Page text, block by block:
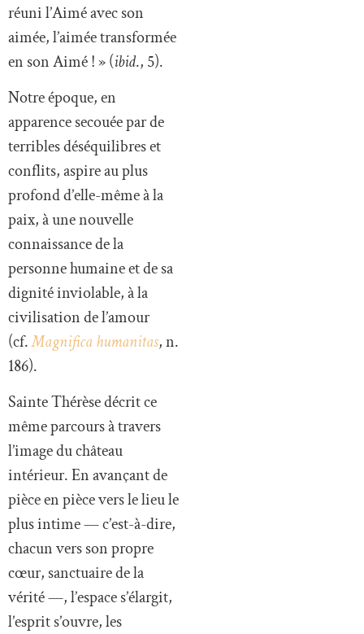
réuni l’Aimé avec son
aimée, l’aimée transformée
en son Aimé ! » (ibid., 5).
Notre époque, en
apparence secouée par de
terribles déséquilibres et
conflits, aspire au plus
profond d’elle-même à la
paix, à une nouvelle
connaissance de la
personne humaine et de sa
dignité inviolable, à la
civilisation de l’amour
(cf.Magnifica humanitas, n.
186).
Sainte Thérèse décrit ce
même parcours à travers
l’image du château
intérieur. En avançant de
pièce en pièce vers le lieu le
plus intime — c’est-à-dire,
chacun vers son propre
cœur, sanctuaire de la
vérité —, l’espace s’élargit,
l’esprit s’ouvre, les